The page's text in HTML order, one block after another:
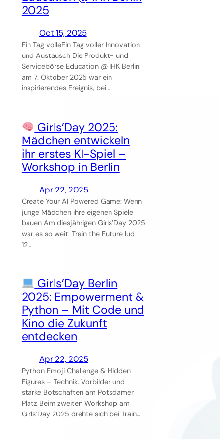
2025
Oct 15, 2025
Ein Tag volleEin Tag voller Innovation
und Austausch Die Produkt- und
Servicebörse Education @ IHK Berlin
am 7. Oktober 2025 war ein
inspirierendes Ereignis, bei…
Girls’Day 2025:
Mädchen entwickeln
ihr erstes KI-Spiel –
Workshop in Berlin
Apr 22, 2025
Create Your AI Powered Game: Wenn
junge Mädchen ihre eigenen Spiele
bauen Am diesjährigen Girls’Day 2025
war es so weit: Train the Future lud
12…
Girls’Day Berlin
2025: Empowerment &
Python – Mit Code und
Kino die Zukunft
entdecken
Apr 22, 2025
Python Emoji Challenge & Hidden
Figures – Technik, Vorbilder und
starke Botschaften am Potsdamer
Platz Beim zweiten Workshop am
Girls’Day 2025 drehte sich bei Train…